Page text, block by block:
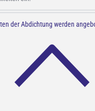
der Abdichtung werden